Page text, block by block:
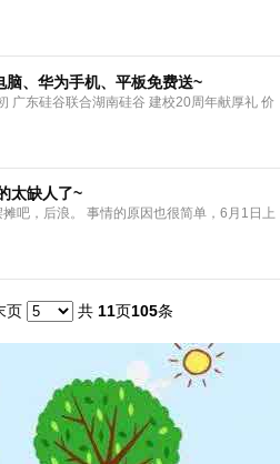
、华为手机、平板免费送~
广东硅谷联合湖南硅谷 建校20周年献厚礼 价
太缺人了~
吧，后浪。 事情的原因也很简单，6月1日上
页 共 11页105条